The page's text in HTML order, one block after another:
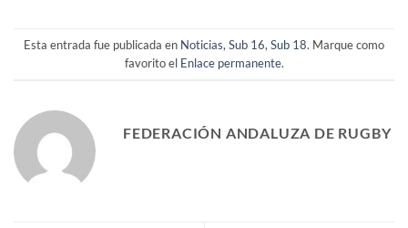
Esta entrada fue publicada en Noticias, Sub 16, Sub 18. Marque como
favorito el Enlace permanente.
FEDERACIÓN ANDALUZA DE RUGBY